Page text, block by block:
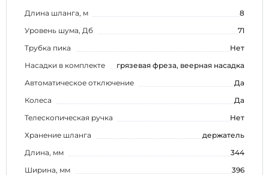
Длина шланга, м
8
Уровень шума, Дб
71
Трубка пика
Нет
Насадки в комплекте
грязевая фреза, веерная насадка
Автоматическое отключение
Да
Колеса
Да
Телескопическая ручка
Нет
Хранение шланга
держатель
Длина, мм
344
Ширина, мм
396